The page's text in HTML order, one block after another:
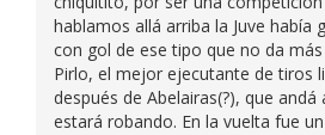
hablamos allá arriba la Juve había
con gol de ese tipo que no da
Pirlo, el mejor ejecutante de tiros
después de Abelairas(?), que andá
estará robando. En la vuelta fue